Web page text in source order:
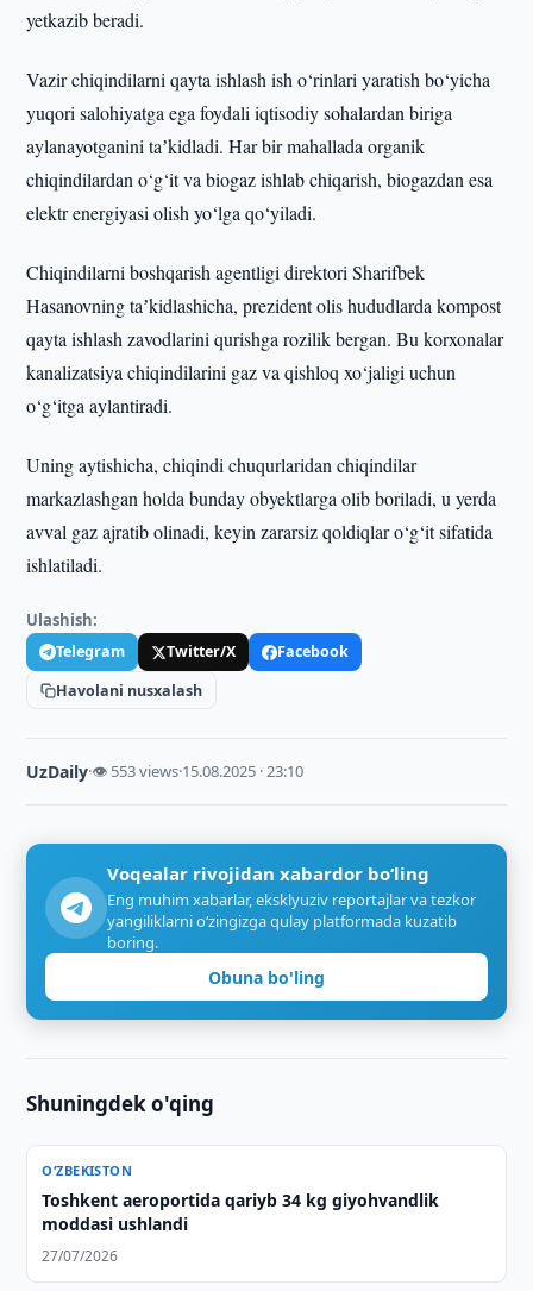
yetkazib beradi.
Vazir chiqindilarni qayta ishlash ish o‘rinlari yaratish bo‘yicha
yuqori salohiyatga ega foydali iqtisodiy sohalardan biriga
aylanayotganini taʼkidladi. Har bir mahallada organik
chiqindilardan o‘g‘it va biogaz ishlab chiqarish, biogazdan esa
elektr energiyasi olish yo‘lga qo‘yiladi.
Chiqindilarni boshqarish agentligi direktori Sharifbek
Hasanovning taʼkidlashicha, prezident olis hududlarda kompost
qayta ishlash zavodlarini qurishga rozilik bergan. Bu korxonalar
kanalizatsiya chiqindilarini gaz va qishloq xo‘jaligi uchun
o‘g‘itga aylantiradi.
Uning aytishicha, chiqindi chuqurlaridan chiqindilar
markazlashgan holda bunday obyektlarga olib boriladi, u yerda
avval gaz ajratib olinadi, keyin zararsiz qoldiqlar o‘g‘it sifatida
ishlatiladi.
Ulashish:
Telegram Twitter/X
Facebook
Havolani nusxalash
UzDaily·👁 553 views·15.08.2025 · 23:10
Voqealar rivojidan xabardor bo‘ling
Eng muhim xabarlar, eksklyuziv reportajlar va tezkor
yangiliklarni o‘zingizga qulay platformada kuzatib
boring.
Obuna bo'ling
Shuningdek o'qing
O‘ZBEKISTON
Toshkent aeroportida qariyb 34 kg giyohvandlik
moddasi ushlandi
27/07/2026